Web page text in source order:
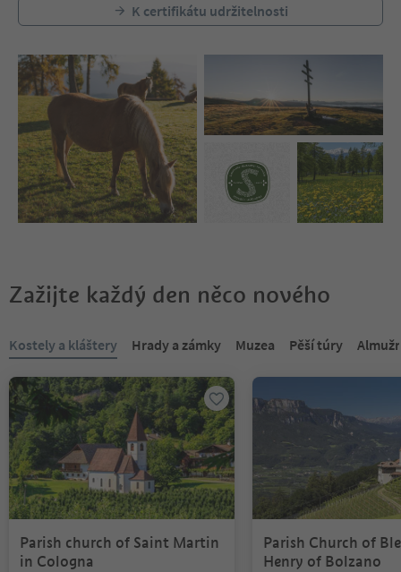
K certifikátu udržitelnosti
Zažijte každý den něco nového
Nacházíte se na tabulkovém posuvníku. Vyberte kartu pro
Kostely a kláštery Hrady a zámky Muzea Pěší túry
Parish church of Saint Martin
in Cologna
Parish Church of
Henry of Bolzano